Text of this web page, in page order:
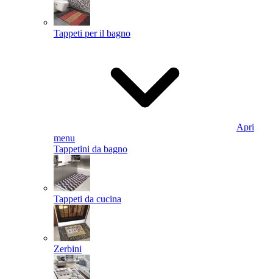
Tappeti per il bagno
Apri
menu
Tappetini da bagno
Tappeti da cucina
Zerbini